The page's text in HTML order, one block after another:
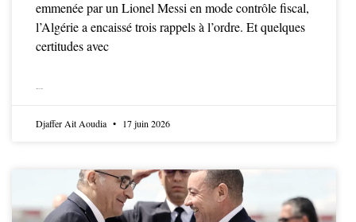
emmenée par un Lionel Messi en mode contrôle fiscal,
l’Algérie a encaissé trois rappels à l’ordre. Et quelques
certitudes avec
Djaffer Ait Aoudia 17 juin 2026